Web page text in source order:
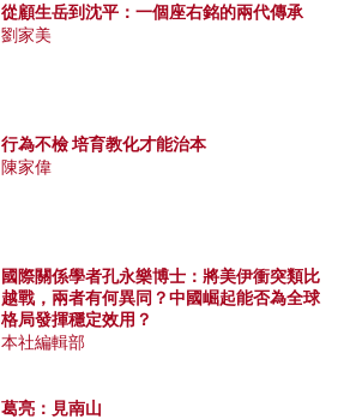
從顧生岳到沈平：一個座右銘的兩代傳承
劉家美
行為不檢 培育教化才能治本
陳家偉
國際關係學者孔永樂博士：將美伊衝突類比
越戰，兩者有何異同？中國崛起能否為全球
格局發揮穩定效用？
本社編輯部
葛亮：見南山